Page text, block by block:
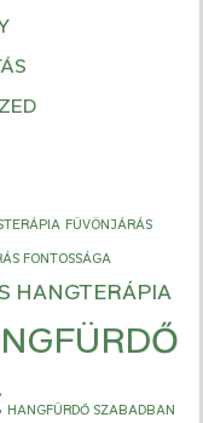
FÜVÖNJÁRÁS
FONTOSSÁGA
HANGTERÁPIA
HANGFÜRDŐ SZABADBAN